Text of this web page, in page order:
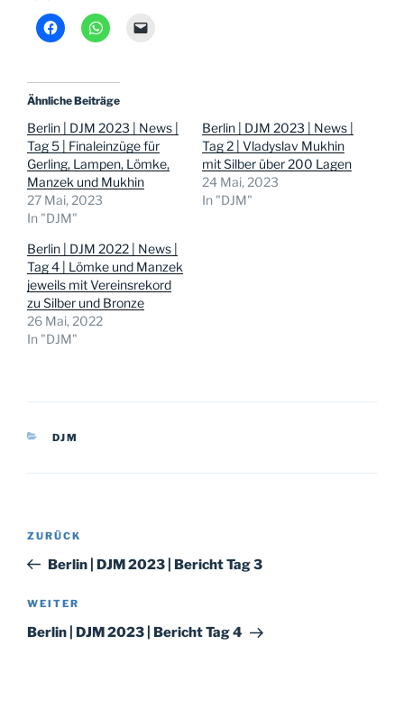
Ähnliche Beiträge
Berlin | DJM 2023 | News |
Tag 5 | Finaleinzüge für
Gerling, Lampen, Lömke,
Manzek und Mukhin
27 Mai, 2023
In "DJM"
Berlin | DJM 2023 | News |
Tag 2 | Vladyslav Mukhin
mit Silber über 200 Lagen
24 Mai, 2023
In "DJM"
Berlin | DJM 2022 | News |
Tag 4 | Lömke und Manzek
jeweils mit Vereinsrekord
zu Silber und Bronze
26 Mai, 2022
In "DJM"
KATEGORIEN
DJM
Beitragsnavigation
Vorheriger
Beitrag
ZURÜCK
Berlin | DJM 2023 | Bericht Tag 3
Nächster
Beitrag
WEITER
Berlin | DJM 2023 | Bericht Tag 4